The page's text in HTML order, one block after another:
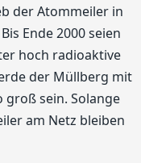
der Atommeiler in
Ende 2000 seien
hoch radioaktive
der Müllberg mit
groß sein. Solange
am Netz bleiben